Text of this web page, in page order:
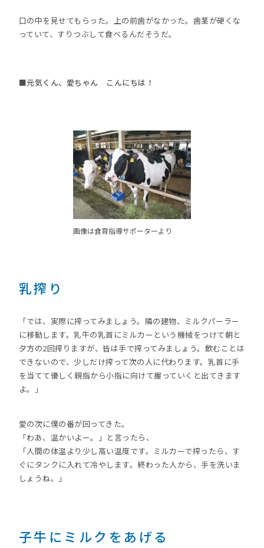
口の中を見せてもらった。上の前歯がなかった。歯茎が硬くな
っていて、すりつぶして食べるんだそうだ。
■元気くん、愛ちゃん こんにちは！
画像は食育指導サポーターより
乳搾り
「では、実際に搾ってみましょう。隣の建物、ミルクパーラー
に移動します。乳牛の乳首にミルカーという機械をつけて朝と
夕方の2回搾りますが、皆は手で搾ってみましょう。飲むことは
できないので、少しだけ搾って次の人に代わります。乳首に手
を当てて優しく親指から小指に向けて握っていくと出てきます
よ。」
愛の次に僕の番が回ってきた。
「わあ、温かいよー。」と言ったら、
「人間の体温より少し高い温度です。ミルカーで搾ったら、す
ぐにタンクに入れて冷やします。終わった人から、手を洗いま
しょうね。」
子牛にミルクをあげる